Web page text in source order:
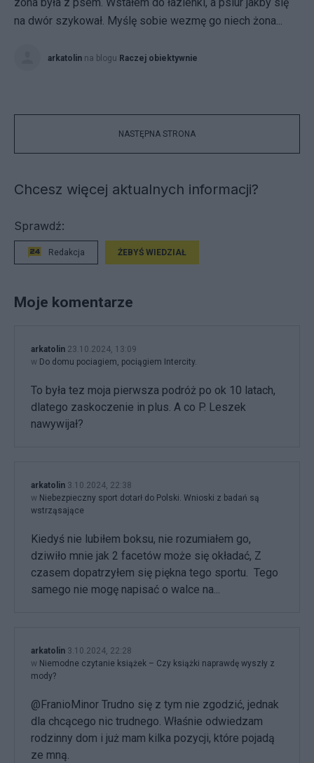
na dwór szykował. Myślę sobie wezmę go niech żona...
arkatolin na blogu Raczej obiektywnie
NASTĘPNA STRONA
Chcesz więcej aktualnych informacji?
Sprawdź:
Redakcja ŻEBYŚ WIEDZIAŁ
Moje komentarze
arkatolin 23.10.2024, 13:09
w Do domu pociagiem, pociągiem Intercity.
To była tez moja pierwsza podróż po ok 10 latach,
dlatego zaskoczenie in plus. A co P. Leszek
nawywijał?
arkatolin 3.10.2024, 22:38
w Niebezpieczny sport dotarł do Polski. Wnioski z badań są
wstrząsające
Kiedyś nie lubiłem boksu, nie rozumiałem go,
dziwiło mnie jak 2 facetów może się okładać, Z
czasem dopatrzyłem się piękna tego sportu. Tego
samego nie mogę napisać o walce na...
arkatolin 3.10.2024, 22:28
w Niemodne czytanie książek – Czy książki naprawdę wyszły z
mody?
@FranioMinor Trudno się z tym nie zgodzić, jednak
dla chcącego nic trudnego. Właśnie odwiedzam
rodzinny dom i już mam kilka pozycji, które pojadą
ze mną.